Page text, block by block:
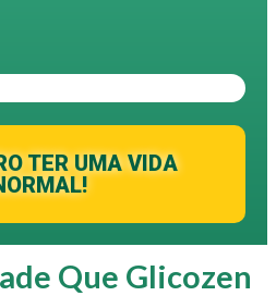
TER UMA VIDA
Que Glicozen